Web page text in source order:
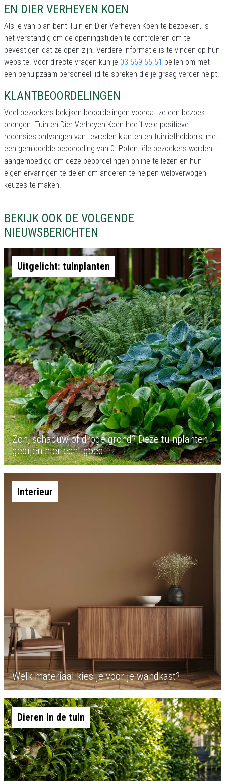
EN DIER VERHEYEN KOEN
Als je van plan bent Tuin en Dier Verheyen Koen te bezoeken, is
het verstandig om de openingstijden te controleren om te
bevestigen dat ze open zijn. Verdere informatie is te vinden op hun
website. Voor directe vragen kun je 03 669 55 51 bellen om met
een behulpzaam personeel lid te spreken die je graag verder helpt.
KLANTBEOORDELINGEN
Veel bezoekers bekijken beoordelingen voordat ze een bezoek
brengen. Tuin en Dier Verheyen Koen heeft vele positieve
recensies ontvangen van tevreden klanten en tuinliefhebbers, met
een gemiddelde beoordeling van 0. Potentiële bezoekers worden
aangemoedigd om deze beoordelingen online te lezen en hun
eigen ervaringen te delen om anderen te helpen weloverwogen
keuzes te maken.
BEKIJK OOK DE VOLGENDE
NIEUWSBERICHTEN
Uitgelicht: tuinplanten
Zon, schaduw of droge grond? Deze tuinplanten
gedijen hier echt goed
Interieur
Welk materiaal kies je voor je wandkast?
Dieren in de tuin